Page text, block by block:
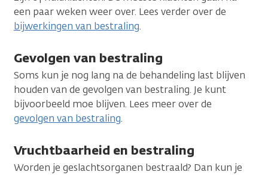
een paar weken weer over. Lees verder over de
bijwerkingen van bestraling.
Gevolgen van bestraling
Soms kun je nog lang na de behandeling last blijven
houden van de gevolgen van bestraling. Je kunt
bijvoorbeeld moe blijven. Lees meer over de
gevolgen van bestraling.
Vruchtbaarheid en bestraling
Worden je geslachtsorganen bestraald? Dan kun je